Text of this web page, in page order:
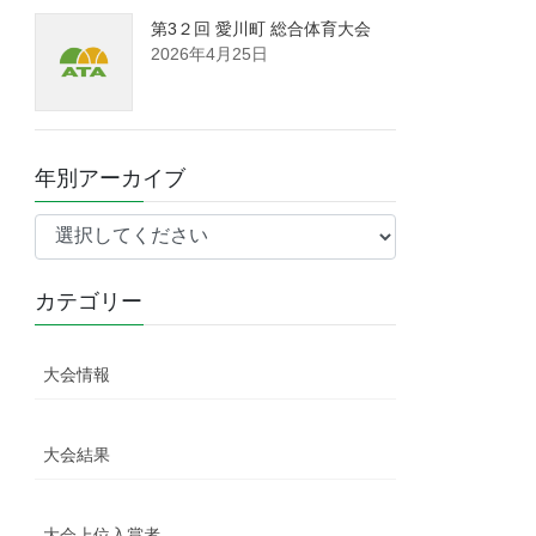
第3２回 愛川町 総合体育大会
2026年4月25日
年別アーカイブ
カテゴリー
大会情報
大会結果